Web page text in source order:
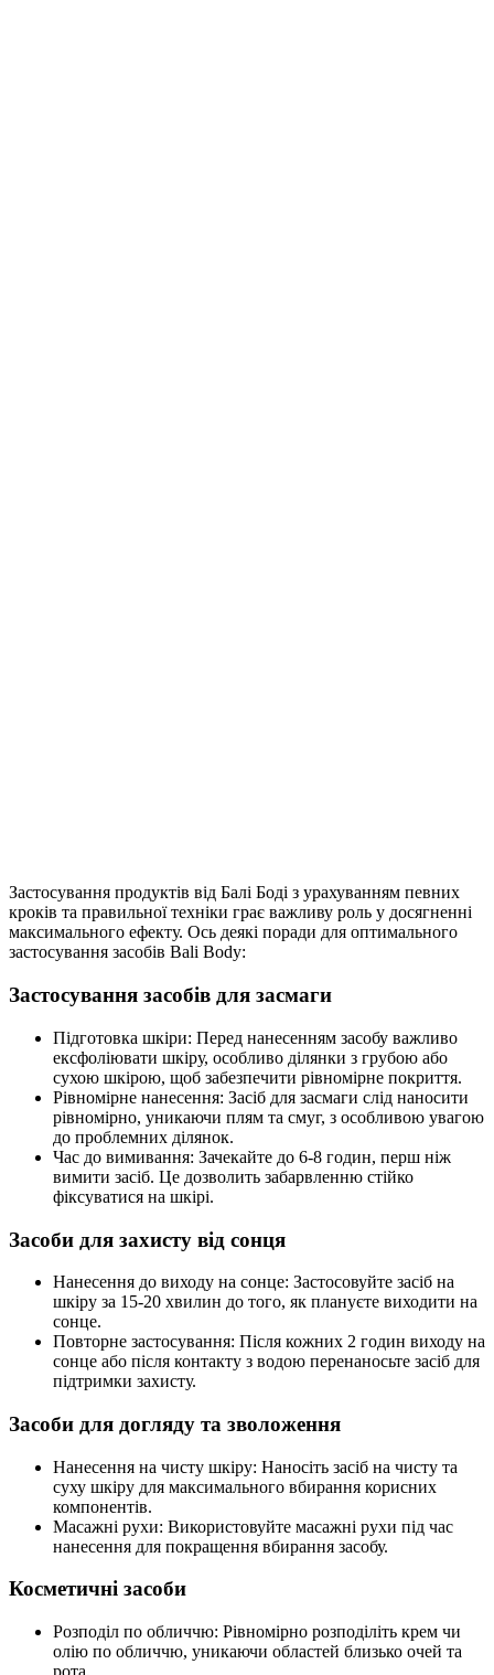
Застосування продуктів від Балі Боді з урахуванням певних
кроків та правильної техніки грає важливу роль у досягненні
максимального ефекту. Ось деякі поради для оптимального
застосування засобів Bali Body:
Застосування засобів для засмаги
Підготовка шкіри: Перед нанесенням засобу важливо
ексфоліювати шкіру, особливо ділянки з грубою або
сухою шкірою, щоб забезпечити рівномірне покриття.
Рівномірне нанесення: Засіб для засмаги слід наносити
рівномірно, уникаючи плям та смуг, з особливою увагою
до проблемних ділянок.
Час до вимивання: Зачекайте до 6-8 годин, перш ніж
вимити засіб. Це дозволить забарвленню стійко
фіксуватися на шкірі.
Засоби для захисту від сонця
Нанесення до виходу на сонце: Застосовуйте засіб на
шкіру за 15-20 хвилин до того, як плануєте виходити на
сонце.
Повторне застосування: Після кожних 2 годин виходу на
сонце або після контакту з водою перенаносьте засіб для
підтримки захисту.
Засоби для догляду та зволоження
Нанесення на чисту шкіру: Наносіть засіб на чисту та
суху шкіру для максимального вбирання корисних
компонентів.
Масажні рухи: Використовуйте масажні рухи під час
нанесення для покращення вбирання засобу.
Косметичні засоби
Розподіл по обличчю: Рівномірно розподіліть крем чи
олію по обличчю, уникаючи областей близько очей та